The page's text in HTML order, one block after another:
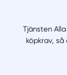
Tjänsten
köpkrav,